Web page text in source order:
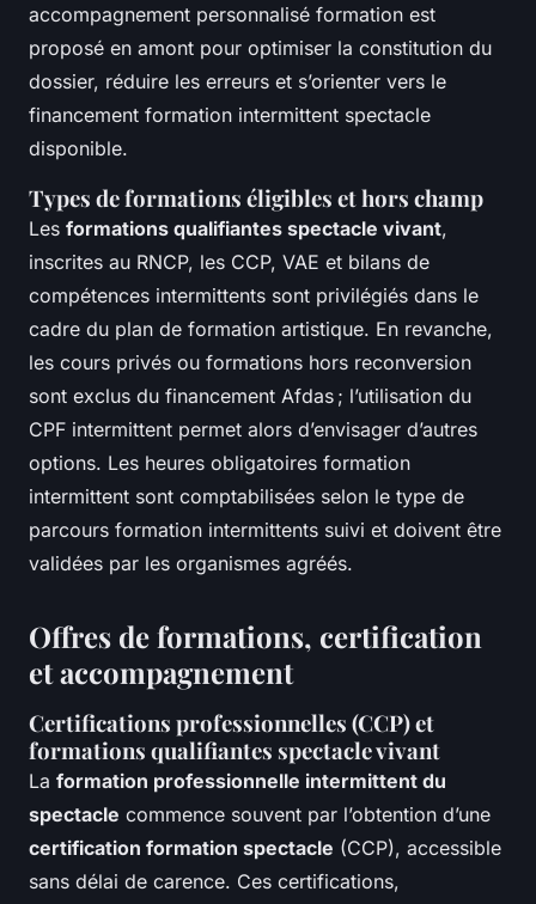
accompagnement personnalisé formation est
proposé en amont pour optimiser la constitution du
dossier, réduire les erreurs et s’orienter vers le
financement formation intermittent spectacle
disponible.
Types de formations éligibles et hors champ
Les formations qualifiantes spectacle vivant,
inscrites au RNCP, les CCP, VAE et bilans de
compétences intermittents sont privilégiés dans le
cadre du plan de formation artistique. En revanche,
les cours privés ou formations hors reconversion
sont exclus du financement Afdas ; l’utilisation du
CPF intermittent permet alors d’envisager d’autres
options. Les heures obligatoires formation
intermittent sont comptabilisées selon le type de
parcours formation intermittents suivi et doivent être
validées par les organismes agréés.
Offres de formations, certification
et accompagnement
Certifications professionnelles (CCP) et
formations qualifiantes spectacle vivant
La formation professionnelle intermittent du
spectacle commence souvent par l’obtention d’une
certification formation spectacle (CCP), accessible
sans délai de carence. Ces certifications,